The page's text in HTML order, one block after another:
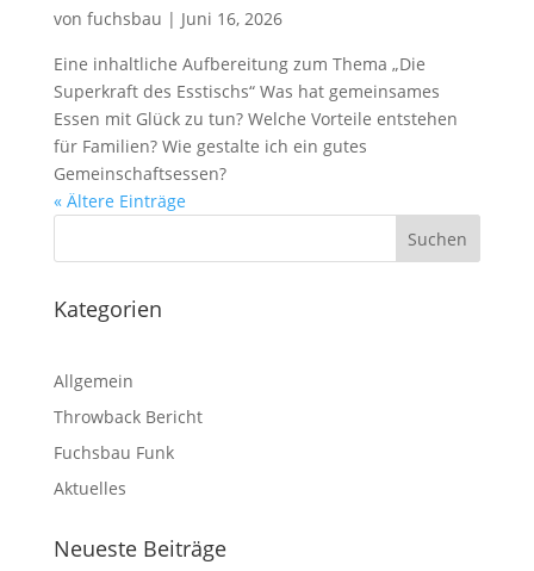
von fuchsbau | Juni 16, 2026
Eine inhaltliche Aufbereitung zum Thema „Die
Superkraft des Esstischs“ Was hat gemeinsames
Essen mit Glück zu tun? Welche Vorteile entstehen
für Familien? Wie gestalte ich ein gutes
Gemeinschaftsessen?
« Ältere Einträge
Kategorien
Allgemein
Throwback Bericht
Fuchsbau Funk
Aktuelles
Neueste Beiträge